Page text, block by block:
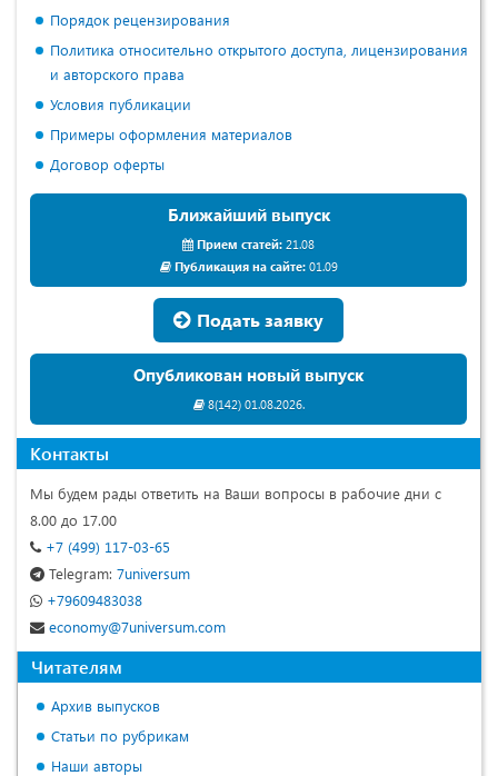
Порядок рецензирования
Политика относительно открытого доступа, лицензирования
и авторского права
Условия публикации
Примеры оформления материалов
Договор оферты
Ближайший выпуск
Прием статей: 21.08
Публикация на сайте:01.09
Подать заявку
Опубликован новый выпуск
8(142) 01.08.2026.
Контакты
Мы будем рады ответить на Ваши вопросы в рабочие дни с
8.00 до 17.00
+7 (499) 117-03-65
Telegram: 7universum
+79609483038
economy@7universum.com
Читателям
Архив выпусков
Статьи по рубрикам
Наши авторы